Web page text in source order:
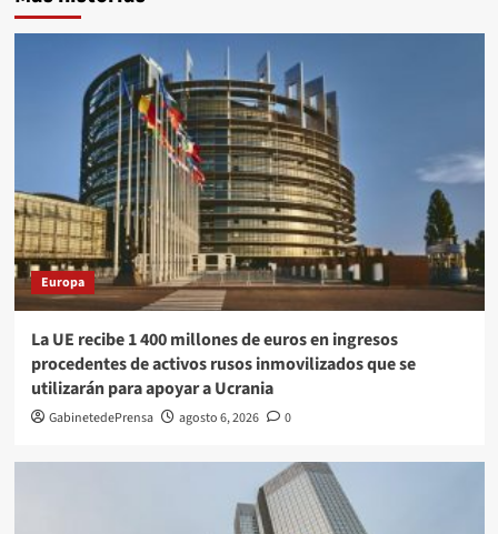
Europa
La UE recibe 1 400 millones de euros en ingresos
procedentes de activos rusos inmovilizados que se
utilizarán para apoyar a Ucrania
GabinetedePrensa agosto 6, 2026 0